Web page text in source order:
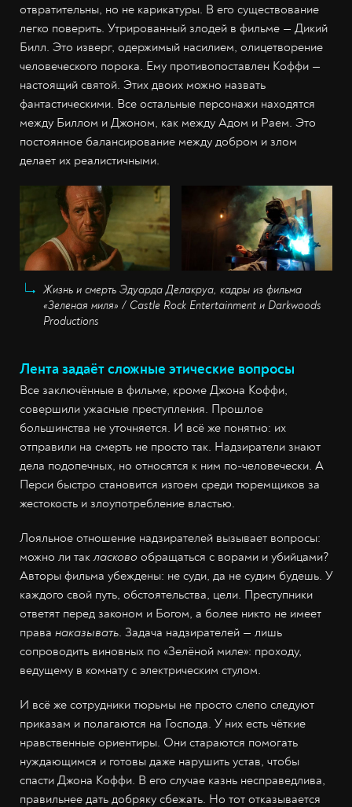
отвратительны, но не карикатуры. В его существование
легко поверить. Утрированный злодей в фильме — Дикий
Билл. Это изверг, одержимый насилием, олицетворение
человеческого порока. Ему противопоставлен Коффи —
настоящий святой. Этих двоих можно назвать
фантастическими. Все остальные персонажи находятся
между Биллом и Джоном, как между Адом и Раем. Это
постоянное балансирование между добром и злом
делает их реалистичными.
Жизнь и смерть Эдуарда Делакруа, кадры из фильма
«Зеленая миля» / Castle Rock Entertainment и Darkwoods
Productions
Лента задаёт сложные этические вопросы
Все заключённые в фильме, кроме Джона Коффи,
совершили ужасные преступления. Прошлое
большинства не уточняется. И всё же понятно: их
отправили на смерть не просто так. Надзиратели знают
дела подопечных, но относятся к ним по-человечески. А
Перси быстро становится изгоем среди тюремщиков за
жестокость и злоупотребление властью.
Лояльное отношение надзирателей вызывает вопросы:
можно ли такласково обращаться с ворами и убийцами?
Авторы фильма убеждены: не суди, да не судим будешь. У
каждого свой путь, обстоятельства, цели. Преступники
ответят перед законом и Богом, а более никто не имеет
права наказывать. Задача надзирателей — лишь
сопроводить виновных по «Зелёной миле»: проходу,
ведущему в комнату с электрическим стулом.
И всё же сотрудники тюрьмы не просто слепо следуют
приказам и полагаются на Господа. У них есть чёткие
нравственные ориентиры. Они стараются помогать
нуждающимся и готовы даже нарушить устав, чтобы
спасти Джона Коффи. В его случае казнь несправедлива,
правильнее дать добряку сбежать. Но тот отказывается